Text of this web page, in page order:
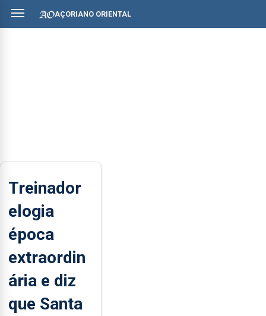
AÇORIANO ORIENTAL
Treinador
elogia
época
extraordin
ária e diz
que Santa